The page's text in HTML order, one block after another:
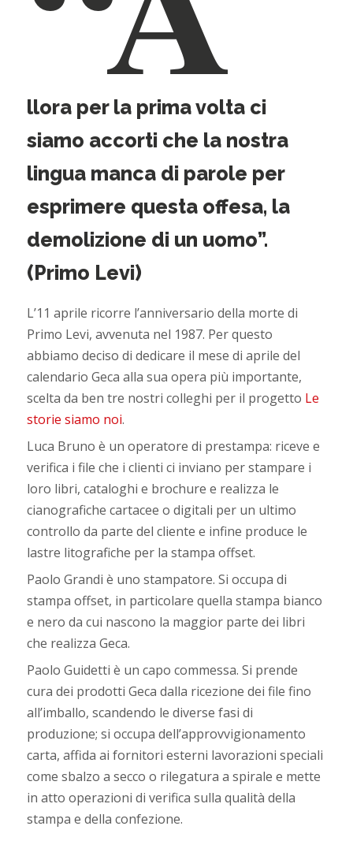
llora per la prima volta ci
siamo accorti che la nostra
lingua manca di parole per
esprimere questa offesa, la
demolizione di un uomo”.
(Primo Levi)
L’11 aprile ricorre l’anniversario della morte di
Primo Levi, avvenuta nel 1987. Per questo
abbiamo deciso di dedicare il mese di aprile del
calendario Geca alla sua opera più importante,
scelta da ben tre nostri colleghi per il progetto Le
storie siamo noi.
Luca Bruno è un operatore di prestampa: riceve e
verifica i file che i clienti ci inviano per stampare i
loro libri, cataloghi e brochure e realizza le
cianografiche cartacee o digitali per un ultimo
controllo da parte del cliente e infine produce le
lastre litografiche per la stampa offset.
Paolo Grandi è uno stampatore. Si occupa di
stampa offset, in particolare quella stampa bianco
e nero da cui nascono la maggior parte dei libri
che realizza Geca.
Paolo Guidetti è un capo commessa. Si prende
cura dei prodotti Geca dalla ricezione dei file fino
all’imballo, scandendo le diverse fasi di
produzione; si occupa dell’approvvigionamento
carta, affida ai fornitori esterni lavorazioni speciali
come sbalzo a secco o rilegatura a spirale e mette
in atto operazioni di verifica sulla qualità della
stampa e della confezione.